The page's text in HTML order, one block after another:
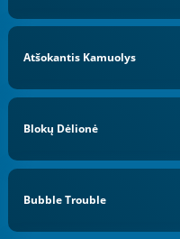
Atšokantis Kamuolys
Blokų Dėlionė
Bubble Trouble